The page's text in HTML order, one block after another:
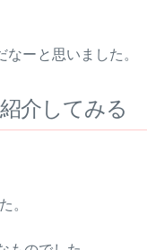
ーと思いました。
介してみる
。